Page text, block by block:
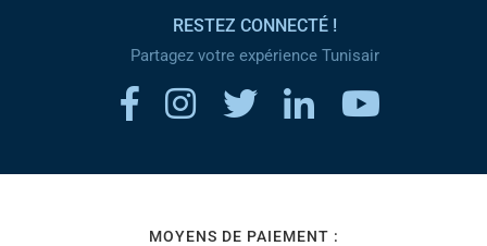
RESTEZ CONNECTÉ !
Partagez votre expérience Tunisair
MOYENS DE PAIEMENT :